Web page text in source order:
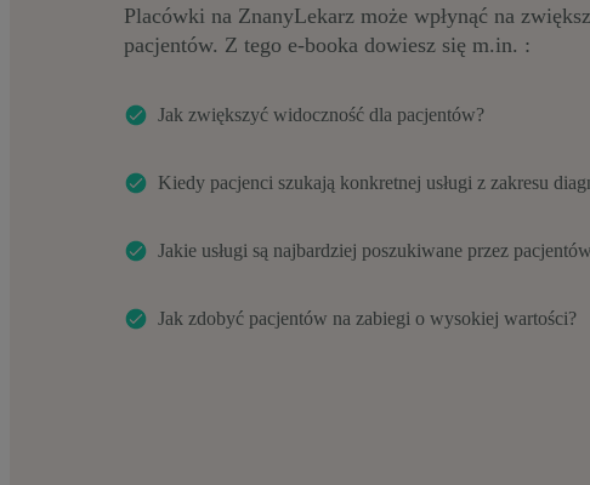
Placówki na ZnanyLekarz może wpłynąć na
pacjentów. Z tego e-booka dowiesz się m.in. :
Jak zwiększyć widoczność dla pacjentów?
Kiedy pacjenci szukają konkretnej usługi z zakresu
Jakie usługi są najbardziej poszukiwane przez
Jak zdobyć pacjentów na zabiegi o wysokiej wartości?